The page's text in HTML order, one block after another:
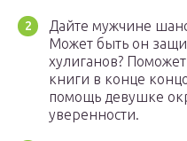
Дайте мужчине
Может быть он
хулиганов?
книги в конце
помощь девушке
уверенности.